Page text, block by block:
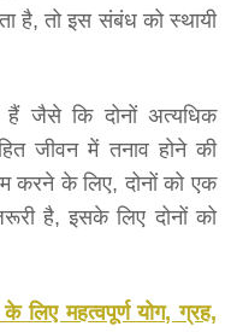
है, तो इस संबंध को स्थायी
हैं जैसे कि दोनों अत्यधिक
जीवन में तनाव होने की
करने के लिए, दोनों को एक
है, इसके लिए दोनों को
लिए महत्वपूर्ण योग, ग्रह,